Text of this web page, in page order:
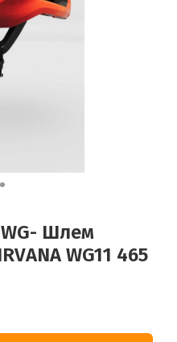
WG- Шлем
WG11 465